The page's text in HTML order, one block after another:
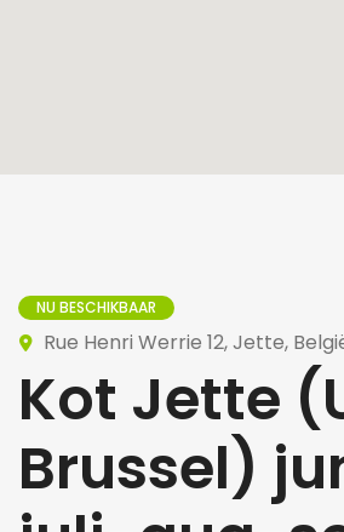
NU BESCHIKBAAR
Rue Henri Werrie 12, Jette,
Kot Jette
Brussel)